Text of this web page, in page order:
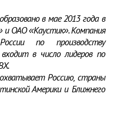
в мае 2013 года в
и ОАО «Каустик». Компания
по производству
в число лидеров по
Россию, страны
Америки и Ближнего